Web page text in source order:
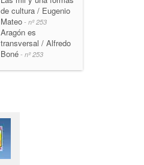
de cultura / Eugenio
Mateo - nº 253
Aragón es
transversal / Alfredo
Boné - nº 253